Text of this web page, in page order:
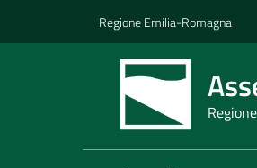
Regione Emilia-Romagna